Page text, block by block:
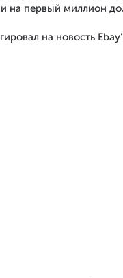
на первый миллион